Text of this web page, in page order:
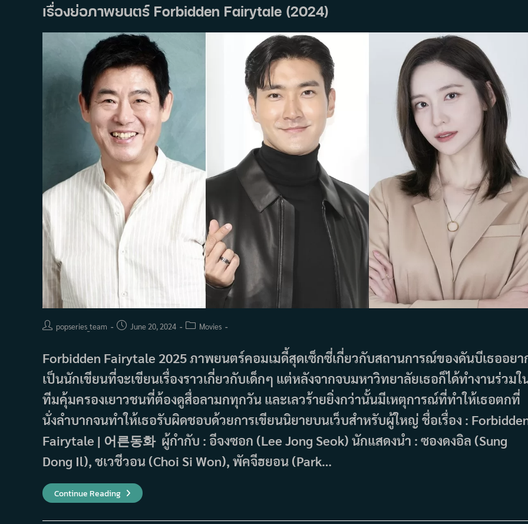
เรื่องย่อภาพยนตร์ Forbidden Fairytale (2024)
Postpopseries_team
Post June 20, 2024
PostMovies
Forbidden Fairytale 2025 ภาพยนตร์คอมเมดี้สุดเซ็กซี่เกี่ยวกับสถานการณ์ของดันบีเธออยา
เป็นนักเขียนที่จะเขียนเรื่องราวเกี่ยวกับเด็กๆ แต่หลังจากจบมหาวิทยาลัยเธอก็ได้ทำงานร่วมใ
ทีมคุ้มครองเยาวชนที่ต้องดูสื่อลามกทุกวัน และเลวร้ายยิ่งกว่านั้นมีเหตุการณ์ที่ทำให้เธอตกที่
นั่งลำบากจนทำให้เธอรับผิดชอบด้วยการเขียนนิยายบนเว็บสำหรับผู้ใหญ่ ชื่อเรื่อง :
Fairytale | 어른동화 ผู้กำกับ : อีจงซอก (Lee Jong Seok) นักแสดงนำ : ซองดงอิล (Sung
Dong Il), ชเวชีวอน (Choi Si Won), พัคจีฮยอน (Park…
Continue Readingเรื่อง
ย่อ